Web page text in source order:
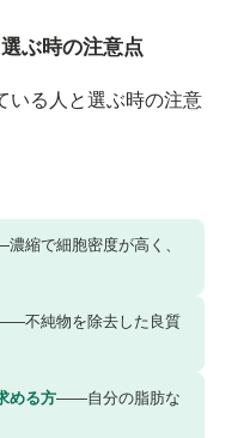
ぶ時の注意点
いる人と選ぶ時の注意
縮で細胞密度が高く、
不純物を除去した良質
める方——自分の脂肪な